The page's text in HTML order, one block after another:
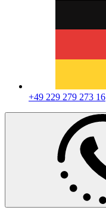
+49 229 279 273 16